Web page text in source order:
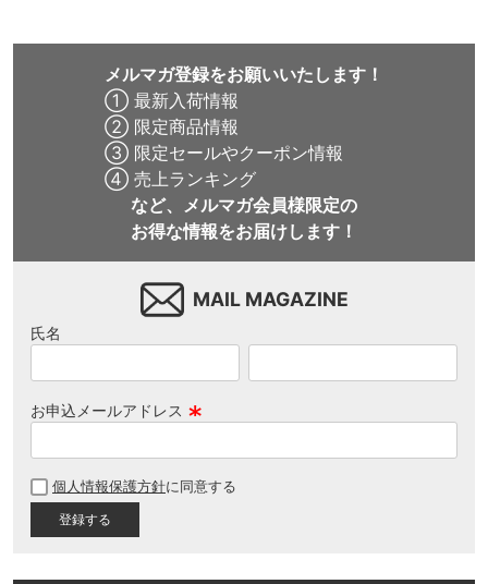
メルマガ登録をお願いいたします！
① 最新入荷情報
② 限定商品情報
③ 限定セールやクーポン情報
④ 売上ランキング
など、メルマガ会員様限定の
お得な情報をお届けします！
MAIL MAGAZINE
氏名
お申込メールアドレス
須
個人情報保護方針に同意する